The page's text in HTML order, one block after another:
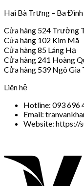
Hai Bà Trưng – Ba
Cửa hàng 524 Trường
Cửa hàng 102 Kim Mã
Cửa hàng 85 Láng Hạ
Cửa hàng 241 Hoàng
Cửa hàng 539 Ngô Gia
Liên hệ
Hotline: 093 696
Email:
Website: https://